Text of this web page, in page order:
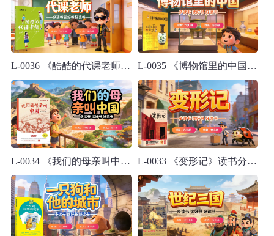
L-0036 《酷酷的代课老师》读书分享PPT模板 L-0035 《博物馆里的中国》读书分享PPT模板
L-0034 《我们的母亲叫中国》读书分享PPT模板 L-0033 《变形记》读书分享PPT模板